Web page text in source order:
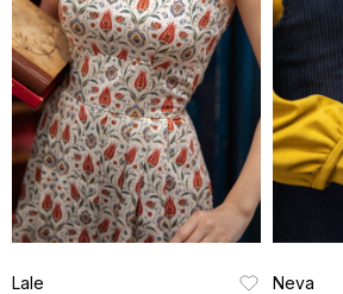
Lale
Neva